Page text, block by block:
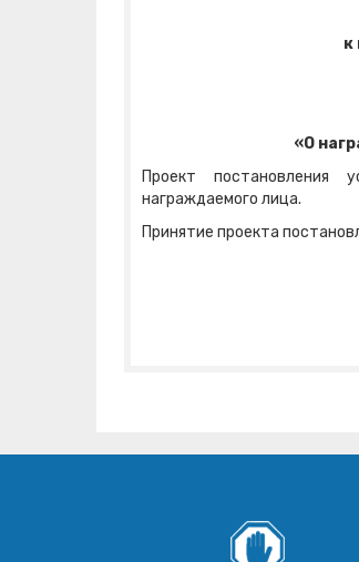
к
«О
Проект постановления
награждаемого лица.
Принятие проекта